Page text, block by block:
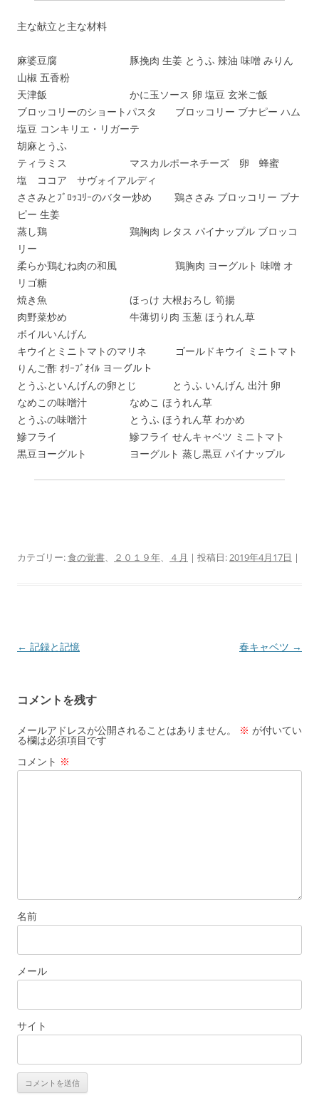
主な献立と主な材料
麻婆豆腐 豚挽肉 生姜 とうふ 辣油 味噌 みりん
山椒 五香粉
天津飯 かに玉ソース 卵 塩豆 玄米ご飯
ブロッコリーのショートパスタ ブロッコリー ブナピー ハム
塩豆 コンキリエ・リガーテ
胡麻とうふ
ティラミス マスカルポーネチーズ 卵 蜂蜜
塩 ココア サヴォイアルディ
ささみとﾌﾞﾛｯｺﾘｰのバター炒め 鶏ささみ ブロッコリー ブナ
ピー 生姜
蒸し鶏 鶏胸肉 レタス パイナップル ブロッコ
リー
柔らか鶏むね肉の和風 鶏胸肉 ヨーグルト 味噌 オ
リゴ糖
焼き魚 ほっけ 大根おろし 筍揚
肉野菜炒め 牛薄切り肉 玉葱 ほうれん草
ボイルいんげん
キウイとミニトマトのマリネ ゴールドキウイ ミニトマト
りんご酢 ｵﾘｰﾌﾞｵｲﾙ ヨーグルト
とうふといんげんの卵とじ とうふ いんげん 出汁 卵
なめこの味噌汁 なめこ ほうれん草
とうふの味噌汁 とうふ ほうれん草 わかめ
鰺フライ 鰺フライ せんキャベツ ミニトマト
黒豆ヨーグルト ヨーグルト 蒸し黒豆 パイナップル
カテゴリー:食の覚書、 ２０１９年、 ４月 | 投稿日:2019年4月17日 |
投
ビ
ゲ
ー
シ
← 記録と記憶 春キャベツ →
コメントを残す
メールアドレスが公開されることはありません。 ※ が付いてい
る欄は必須項目です
コメント ※
名前
メール
サイト